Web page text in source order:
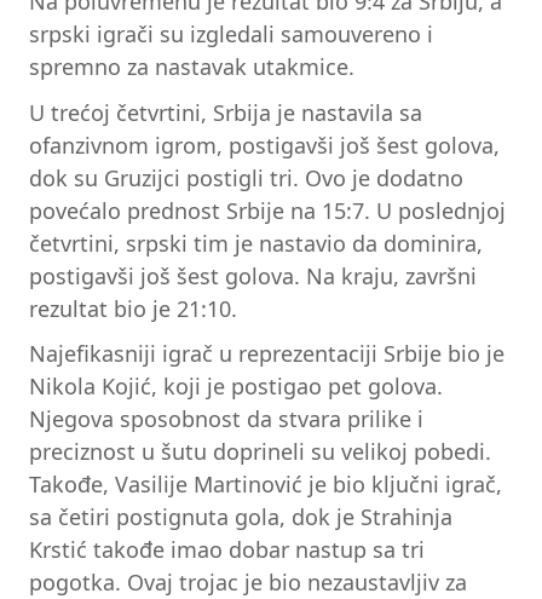
srpski igrači su izgledali samouvereno i
spremno za nastavak utakmice.
U trećoj četvrtini, Srbija je nastavila sa
ofanzivnom igrom, postigavši još šest golova,
dok su Gruzijci postigli tri. Ovo je dodatno
povećalo prednost Srbije na 15:7. U poslednjoj
četvrtini, srpski tim je nastavio da dominira,
postigavši još šest golova. Na kraju, završni
rezultat bio je 21:10.
Najefikasniji igrač u reprezentaciji Srbije bio je
Nikola Kojić, koji je postigao pet golova.
Njegova sposobnost da stvara prilike i
preciznost u šutu doprineli su velikoj pobedi.
Takođe, Vasilije Martinović je bio ključni igrač,
sa četiri postignuta gola, dok je Strahinja
Krstić takođe imao dobar nastup sa tri
pogotka. Ovaj trojac je bio nezaustavljiv za